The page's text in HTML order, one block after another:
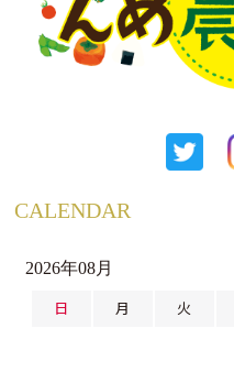
CALENDAR
2026年08月
日 月 火